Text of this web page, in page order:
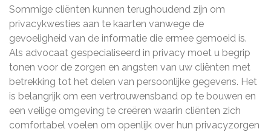
Sommige cliënten kunnen terughoudend zijn om
privacykwesties aan te kaarten vanwege de
gevoeligheid van de informatie die ermee gemoeid is.
Als advocaat gespecialiseerd in privacy moet u begrip
tonen voor de zorgen en angsten van uw cliënten met
betrekking tot het delen van persoonlijke gegevens. Het
is belangrijk om een vertrouwensband op te bouwen en
een veilige omgeving te creëren waarin cliënten zich
comfortabel voelen om openlijk over hun privacyzorgen